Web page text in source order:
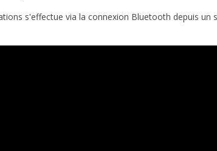
s'effectue via la connexion Bluetooth depuis un